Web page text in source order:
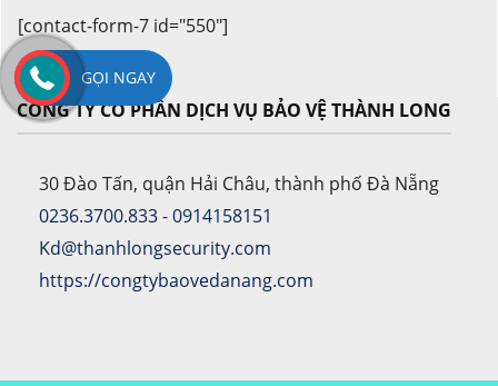
[contact-form-7 id="550"]
CÔNG TY CỔ PHẦN DỊCH VỤ BẢO VỆ THÀNH LONG
30 Đào Tấn, quận Hải Châu, thành phố Đà Nẵng
0236.3700.833 - 0914158151
Kd@thanhlongsecurity.com
https://congtybaovedanang.com
GỌI NGAY